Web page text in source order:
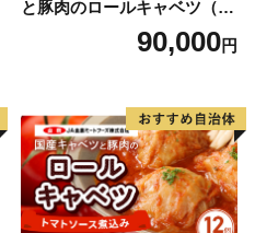
と豚肉のロールキャベツ（6P
90,000円